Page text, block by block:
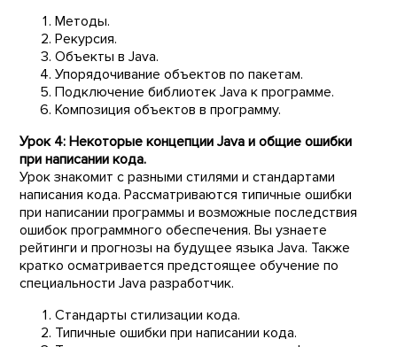
Методы.
Рекурсия.
Объекты в Java.
Упорядочивание объектов по пакетам.
Подключение библиотек Java к программе.
Композиция объектов в программу.
Урок 4: Некоторые концепции Java и общие ошибки
при написании кода.
Урок знакомит с разными стилями и стандартами
написания кода. Рассматриваются типичные ошибки
при написании программы и возможные последствия
ошибок программного обеспечения. Вы узнаете
рейтинги и прогнозы на будущее языка Java. Также
кратко осматривается предстоящее обучение по
специальности Java разработчик.
Стандарты стилизации кода.
Типичные ошибки при написании кода.